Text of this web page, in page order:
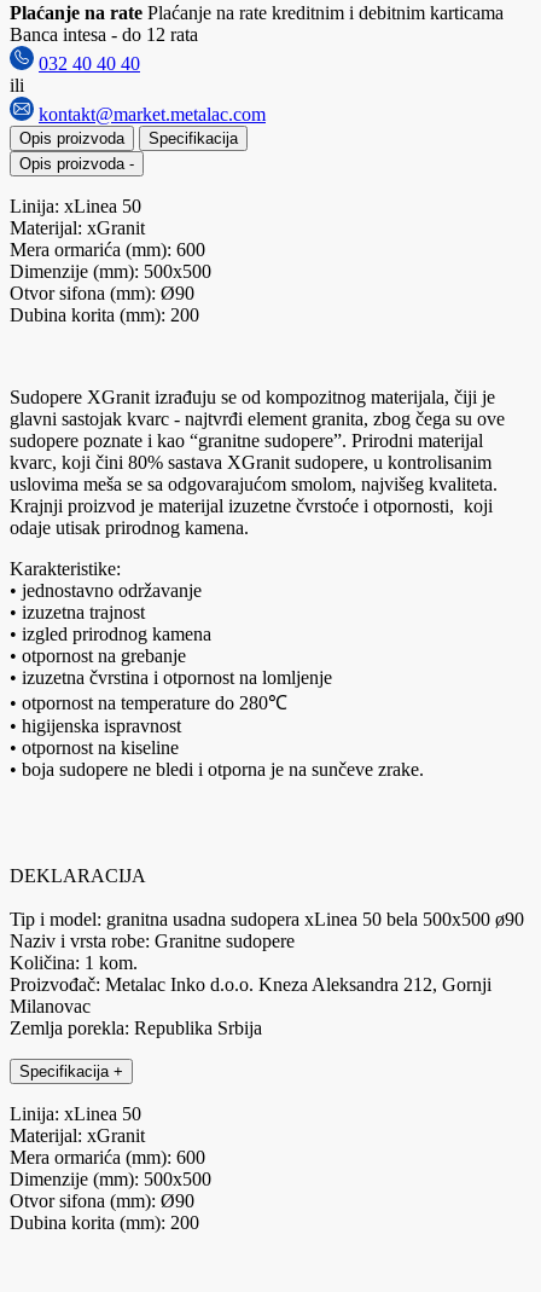
Plaćanje na rate Plaćanje na rate kreditnim i debitnim karticama
Banca intesa - do 12 rata
032 40 40 40
ili
kontakt@market.metalac.com
Opis proizvoda
Specifikacija
Opis proizvoda -
Linija: xLinea 50
Materijal: xGranit
Mera ormarića (mm): 600
Dimenzije (mm): 500x500
Otvor sifona (mm): Ø90
Dubina korita (mm): 200
Sudopere XGranit izrađuju se od kompozitnog materijala, čiji je
glavni sastojak kvarc - najtvrđi element granita, zbog čega su ove
sudopere poznate i kao “granitne sudopere”. Prirodni materijal
kvarc, koji čini 80% sastava XGranit sudopere, u kontrolisanim
uslovima meša se sa odgovarajućom smolom, najvišeg kvaliteta.
Krajnji proizvod je materijal izuzetne čvrstoće i otpornosti, koji
odaje utisak prirodnog kamena.
Karakteristike:
• jednostavno održavanje
• izuzetna trajnost
• izgled prirodnog kamena
• otpornost na grebanje
• izuzetna čvrstina i otpornost na lomljenje
• otpornost na temperature do 280℃
• higijenska ispravnost
• otpornost na kiseline
• boja sudopere ne bledi i otporna je na sunčeve zrake.
DEKLARACIJA
Tip i model: granitna usadna sudopera xLinea 50 bela 500x500 ø90
Naziv i vrsta robe: Granitne sudopere
Količina: 1 kom.
Proizvođač: Metalac Inko d.o.o. Kneza Aleksandra 212, Gornji
Milanovac
Zemlja porekla: Republika Srbija
Specifikacija +
Linija: xLinea 50
Materijal: xGranit
Mera ormarića (mm): 600
Dimenzije (mm): 500x500
Otvor sifona (mm): Ø90
Dubina korita (mm): 200